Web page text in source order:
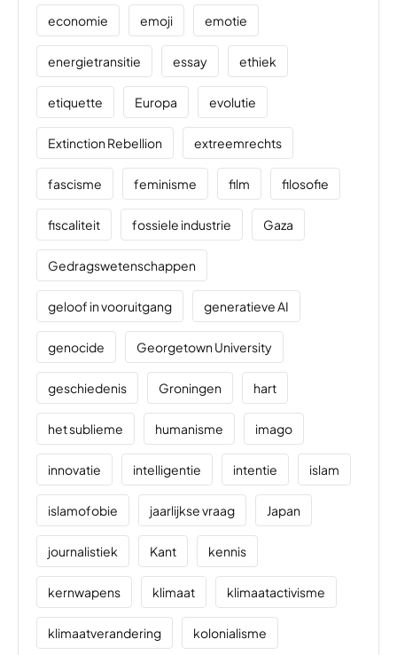
economie emoji emotie
energietransitie essay ethiek
etiquette Europa evolutie
Extinction Rebellion extreemrechts
fascisme feminisme film filosofie
fiscaliteit fossiele industrie Gaza
Gedragswetenschappen
geloof in vooruitgang generatieve AI
genocide Georgetown University
geschiedenis Groningen hart
het sublieme humanisme imago
innovatie intelligentie intentie islam
islamofobie jaarlijkse vraag Japan
journalistiek Kant kennis
kernwapens klimaat klimaatactivisme
klimaatverandering kolonialisme